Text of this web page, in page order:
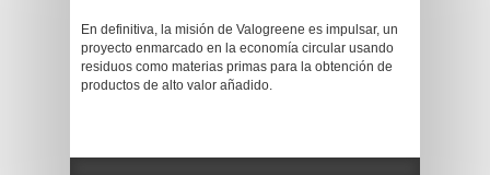
En definitiva, la misión de Valogreene es impulsar, un
proyecto enmarcado en la economía circular usando
residuos como materias primas para la obtención de
productos de alto valor añadido.